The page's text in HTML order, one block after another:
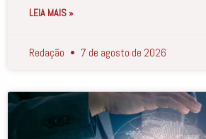
LEIA MAIS »
Redação 7 de agosto de 2026